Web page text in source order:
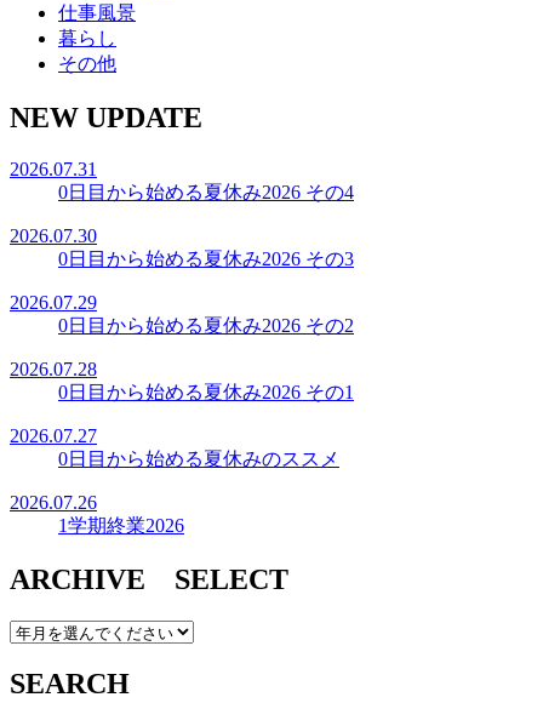
仕事風景
暮らし
その他
NEW UPDATE
2026.07.31
0日目から始める夏休み2026 その4
2026.07.30
0日目から始める夏休み2026 その3
2026.07.29
0日目から始める夏休み2026 その2
2026.07.28
0日目から始める夏休み2026 その1
2026.07.27
0日目から始める夏休みのススメ
2026.07.26
1学期終業2026
ARCHIVE SELECT
SEARCH